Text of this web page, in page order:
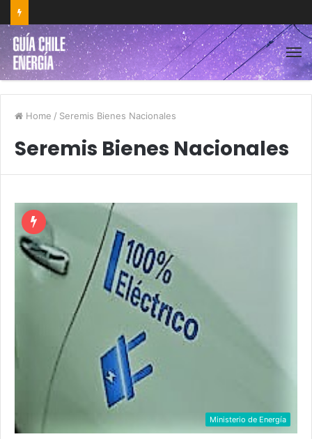
Home / Seremis Bienes Nacionales
Seremis Bienes Nacionales
Ministerio de Energía